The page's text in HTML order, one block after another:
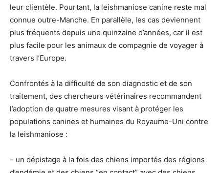
leur clientèle. Pourtant, la leishmaniose canine reste mal
connue outre-Manche. En parallèle, les cas deviennent
plus fréquents depuis une quinzaine d’années, car il est
plus facile pour les animaux de compagnie de voyager à
travers l’Europe.
Confrontés à la difficulté de son diagnostic et de son
traitement, des chercheurs vétérinaires recommandent
l’adoption de quatre mesures visant à protéger les
populations canines et humaines du Royaume-Uni contre
la leishmaniose :
– un dépistage à la fois des chiens importés des régions